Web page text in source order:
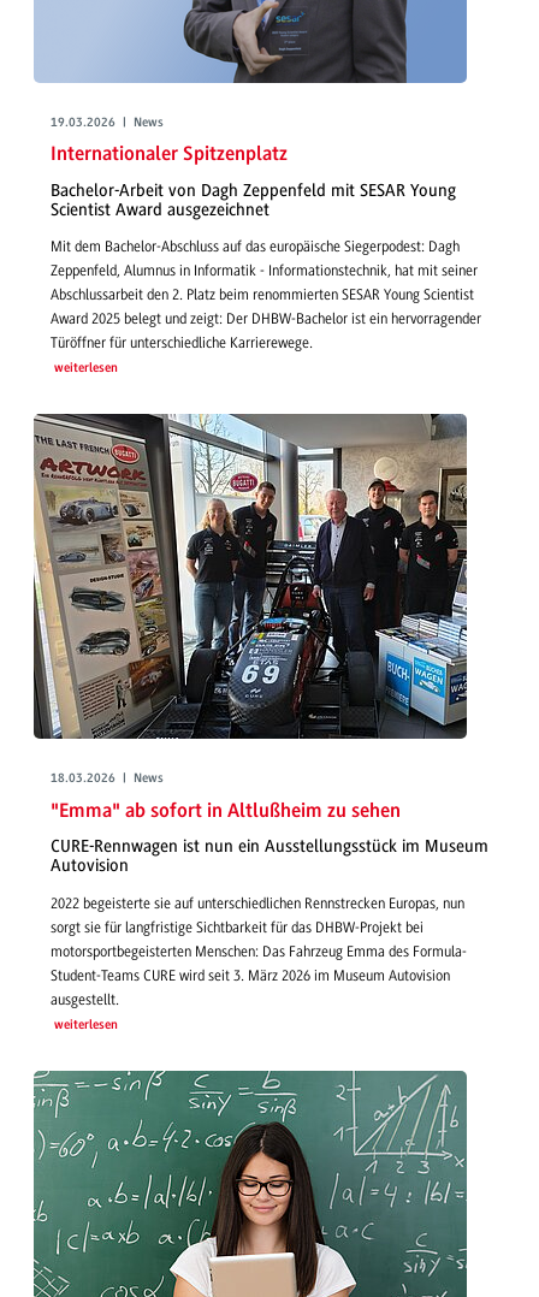
19.03.2026 | News
Internationaler Spitzenplatz
Bachelor-Arbeit von Dagh Zeppenfeld mit SESAR Young
Scientist Award ausgezeichnet
Mit dem Bachelor-Abschluss auf das europäische Siegerpodest: Dagh
Zeppenfeld, Alumnus in Informatik - Informationstechnik, hat mit seiner
Abschlussarbeit den 2. Platz beim renommierten SESAR Young Scientist
Award 2025 belegt und zeigt: Der DHBW-Bachelor ist ein hervorragender
Türöffner für unterschiedliche Karrierewege.
weiterlesen
18.03.2026 | News
"Emma" ab sofort in Altlußheim zu sehen
CURE-Rennwagen ist nun ein Ausstellungsstück im Museum
Autovision
2022 begeisterte sie auf unterschiedlichen Rennstrecken Europas, nun
sorgt sie für langfristige Sichtbarkeit für das DHBW-Projekt bei
motorsportbegeisterten Menschen: Das Fahrzeug Emma des Formula-
Student-Teams CURE wird seit 3. März 2026 im Museum Autovision
ausgestellt.
weiterlesen